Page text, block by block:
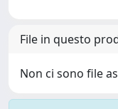
File in questo
Non ci sono file